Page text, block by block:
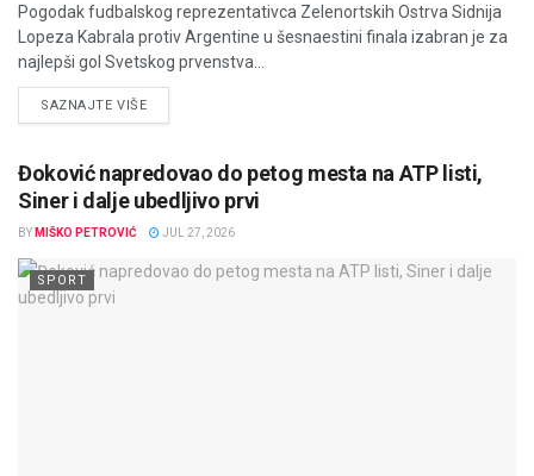
Pogodak fudbalskog reprezentativca Zelenortskih Ostrva Sidnija
Lopeza Kabrala protiv Argentine u šesnaestini finala izabran je za
najlepši gol Svetskog prvenstva...
SAZNAJTE VIŠEDETAILS
Đoković napredovao do petog mesta na ATP listi,
Siner i dalje ubedljivo prvi
BY MIŠKO PETROVIĆ JUL 27, 2026
SPORT